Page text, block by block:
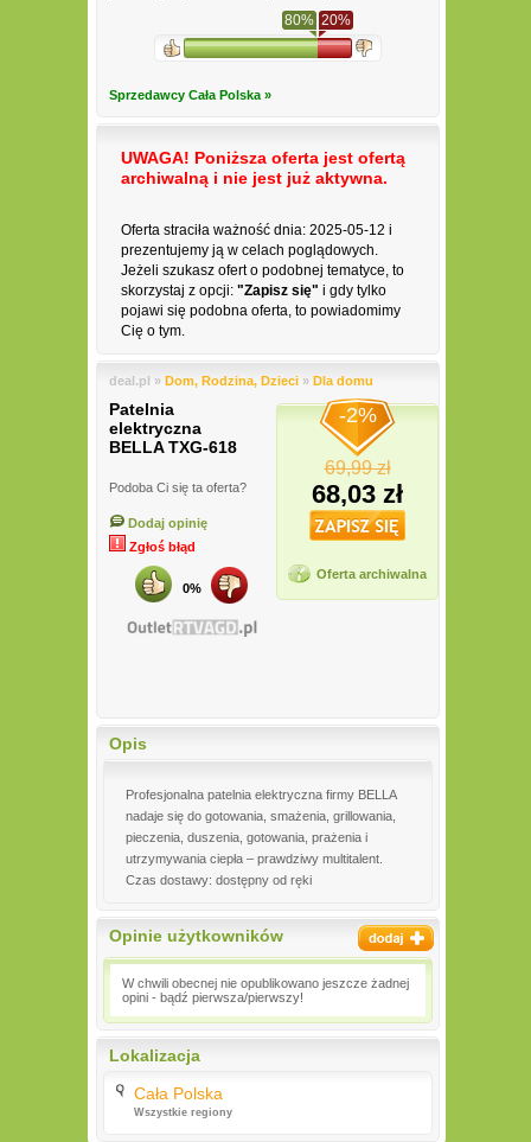
80% 20%
Sprzedawcy Cała Polska »
UWAGA! Poniższa oferta jest ofertą
archiwalną i nie jest już aktywna.
Oferta straciła ważność dnia: 2025-05-12 i
prezentujemy ją w celach poglądowych.
Jeżeli szukasz ofert o podobnej tematyce, to
skorzystaj z opcji: "Zapisz się" i gdy tylko
pojawi się podobna oferta, to powiadomimy
Cię o tym.
deal.pl » Dom, Rodzina, Dzieci » Dla domu
Patelnia
elektryczna
BELLA TXG-618
Podoba Ci się ta oferta?
Dodaj opinię
Zgłoś błąd
0%
-2%
69,99 zł
68,03 zł
Oferta archiwalna
Opis
Profesjonalna patelnia elektryczna firmy BELLA
nadaje się do gotowania, smażenia, grillowania,
pieczenia, duszenia, gotowania, prażenia i
utrzymywania ciepła – prawdziwy multitalent.
Czas dostawy: dostępny od ręki
Opinie użytkowników
W chwili obecnej nie opublikowano jeszcze żadnej
opini - bądź pierwsza/pierwszy!
Lokalizacja
Cała Polska
Wszystkie regiony